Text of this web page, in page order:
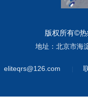
版权所有©
地址：北京市海
eliteqrs@126.com